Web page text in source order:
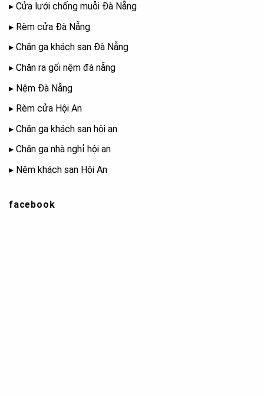
▸ Cửa lưới chống muỗi Đà Nẵng
▸ Rèm cửa Đà Nẵng
▸ Chăn ga khách sạn Đà Nẵng
▸ Chăn ra gối nệm đà nẵng
▸ Nệm Đà Nẵng
▸ Rèm cửa Hội An
▸ Chăn ga khách sạn hội an
▸ Chăn ga nhà nghỉ hội an
▸ Nệm khách sạn Hội An
facebook